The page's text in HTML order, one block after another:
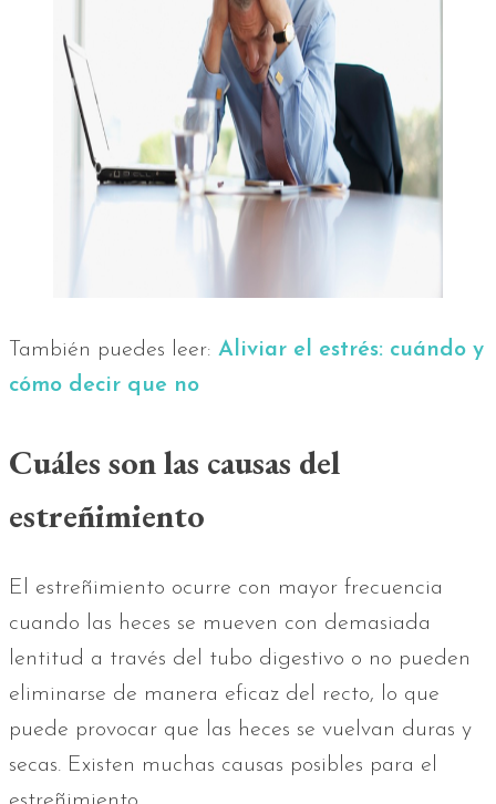
También puedes leer: Aliviar el estrés: cuándo y
cómo decir que no
Cuáles son las causas del
estreñimiento
El estreñimiento ocurre con mayor frecuencia
cuando las heces se mueven con demasiada
lentitud a través del tubo digestivo o no pueden
eliminarse de manera eficaz del recto, lo que
puede provocar que las heces se vuelvan duras y
secas. Existen muchas causas posibles para el